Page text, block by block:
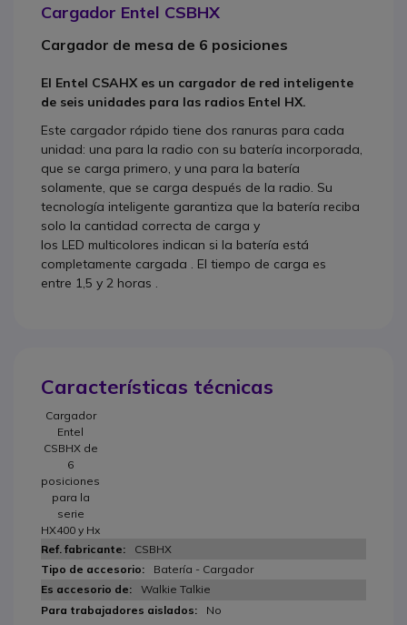
Cargador Entel CSBHX
Cargador de mesa de 6 posiciones
El Entel CSAHX es un cargador de red inteligente
de seis unidades para las radios Entel HX.
Este cargador rápido tiene dos ranuras para cada
unidad: una para la radio con su batería incorporada,
que se carga primero, y una para la batería
solamente, que se carga después de la radio. Su
tecnología inteligente garantiza que la batería reciba
solo la cantidad correcta de carga y
los LED multicolores indican si la batería está
completamente cargada
El tiempo de carga es
entre 1,5 y 2 horas
Características técnicas
Cargador
Entel
CSBHX de
6
posiciones
para la
serie
HX400 y Hx
CSBHX
Batería - Cargador
Walkie Talkie
No